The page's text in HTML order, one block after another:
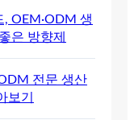
OEM·ODM 생
은 방향제
전문 생산
보기